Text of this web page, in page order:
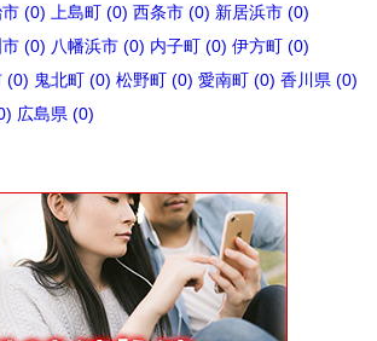
(0) 上島町 (0) 西条市 (0) 新居浜市 (0)
(0) 八幡浜市 (0) 内子町 (0) 伊方町 (0)
(0) 鬼北町 (0) 松野町 (0) 愛南町 (0) 香川県 (0)
広島県 (0)